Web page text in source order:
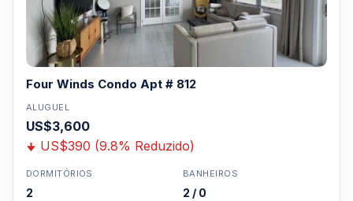
Four Winds Condo Apt # 812
ALUGUEL
US$3,600
US$390 (9.8% Reduzido)
DORMITÓRIOS
2
BANHEIROS
2 / 0